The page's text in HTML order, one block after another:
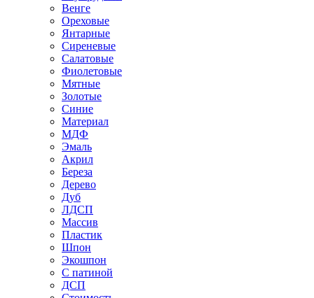
Венге
Ореховые
Янтарные
Сиреневые
Салатовые
Фиолетовые
Мятные
Золотые
Синие
Материал
МДФ
Эмаль
Акрил
Береза
Дерево
Дуб
ЛДСП
Массив
Пластик
Шпон
Экошпон
С патиной
ДСП